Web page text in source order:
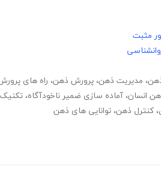
مثبت
، مدیریت ذهن، پرورش ذهن، راه های
انسان، آماده سازی ضمیر ناخودآگاه،
، کنترل ذهن، توانایی های ذهن